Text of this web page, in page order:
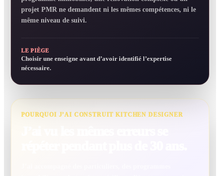
projet PMR ne demandent ni les mêmes compétences, ni le
même niveau de suivi.
LE PIÈGE
Choisir une enseigne avant d’avoir identifié l’expertise
nécessaire.
POURQUOI J’AI CONSTRUIT KITCHEN DESIGNER